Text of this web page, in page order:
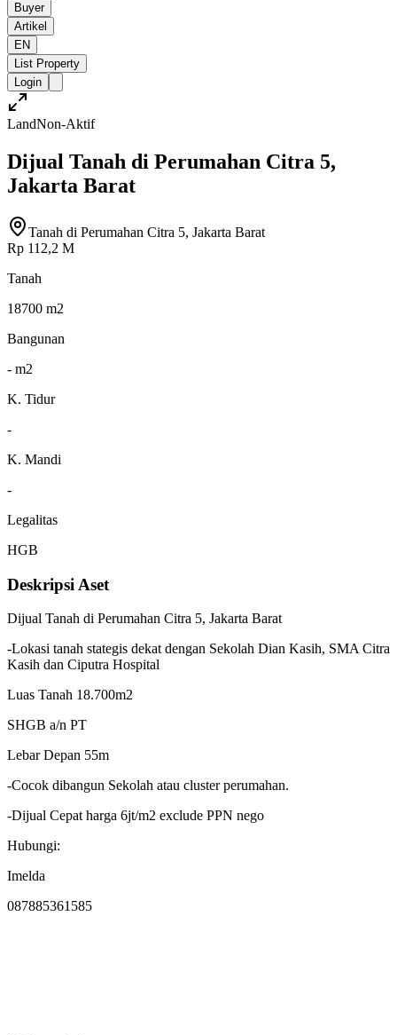
Buyer
Artikel
EN
List Property
Login
LandNon-Aktif
Dijual Tanah di Perumahan Citra 5,
Jakarta Barat
Tanah di Perumahan Citra 5, Jakarta Barat
Rp 112,2 M
Tanah
18700 m2
Bangunan
- m2
K. Tidur
-
K. Mandi
-
Legalitas
HGB
Deskripsi Aset
Dijual Tanah di Perumahan Citra 5, Jakarta Barat
-Lokasi tanah stategis dekat dengan Sekolah Dian Kasih, SMA Citra
Kasih dan Ciputra Hospital
Luas Tanah 18.700m2
SHGB a/n PT
Lebar Depan 55m
-Cocok dibangun Sekolah atau cluster perumahan.
-Dijual Cepat harga 6jt/m2 exclude PPN nego
Hubungi:
Imelda
087885361585